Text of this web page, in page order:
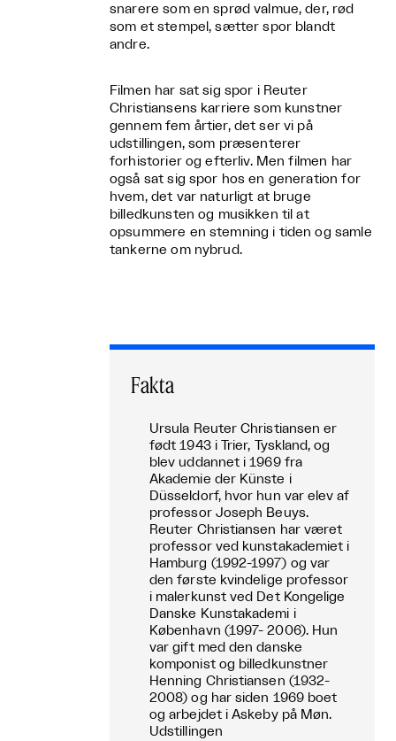
snarere som en sprød valmue, der, rød
som et stempel, sætter spor blandt
andre.
Filmen har sat sig spor i Reuter
Christiansens karriere som kunstner
gennem fem årtier, det ser vi på
udstillingen, som præsenterer
forhistorier og efterliv. Men filmen har
også sat sig spor hos en generation for
hvem, det var naturligt at bruge
billedkunsten og musikken til at
opsummere en stemning i tiden og samle
tankerne om nybrud.
Fakta
Ursula Reuter Christiansen er
født 1943 i Trier, Tyskland, og
blev uddannet i 1969 fra
Akademie der Künste i
Düsseldorf, hvor hun var elev af
professor Joseph Beuys.
Reuter Christiansen har været
professor ved kunstakademiet i
Hamburg (1992-1997) og var
den første kvindelige professor
i malerkunst ved Det Kongelige
Danske Kunstakademi i
København (1997- 2006). Hun
var gift med den danske
komponist og billedkunstner
Henning Christiansen (1932-
2008) og har siden 1969 boet
og arbejdet i Askeby på Møn.
Udstillingen